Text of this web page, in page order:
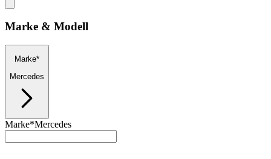
Marke & Modell
Marke*
Mercedes
Marke*Mercedes